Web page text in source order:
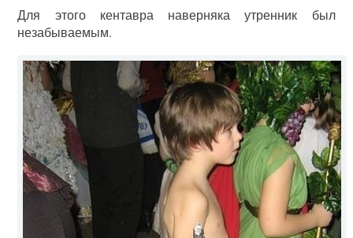
Для этого кентавра наверняка утренник был
незабываемым.